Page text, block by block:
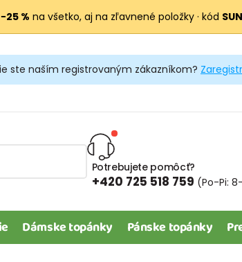
% na všetko, aj na zľavnené položky · kód
ste naším registrovaným zákazníkom?
Potrebujete pomôcť?
+420 725 518 759 (Po-Pi:
Dámske topánky Pánske topánky